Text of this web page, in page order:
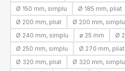
Ø 150 mm, simplu
Ø 185 mm, pliat
Ø 200 mm, pliat
Ø 200 mm, simplu
Ø 240 mm, simplu
ø 25 mm
Ø
Ø 250 mm, simplu
Ø 270 mm, pliat
Ø 320 mm, pliat
Ø 320 mm, simplu